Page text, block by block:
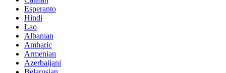
Esperanto
Hindi
Lao
Albanian
Amharic
Armenian
Azerbaijani